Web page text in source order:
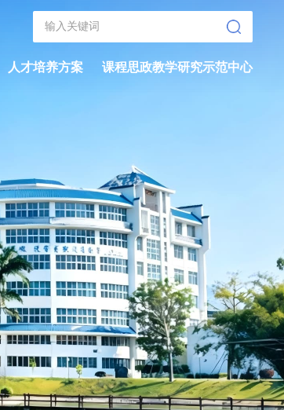
人才培养方案 课程思政教学研究示范中心